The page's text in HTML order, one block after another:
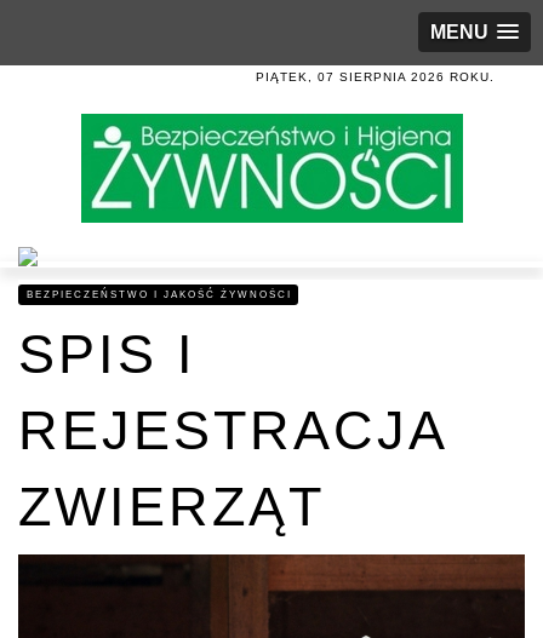
MENU
PIĄTEK, 07 SIERPNIA 2026 ROKU.
BEZPIECZEŃSTWO I JAKOŚĆ ŻYWNOŚCI
SPIS I
REJESTRACJA
ZWIERZĄT